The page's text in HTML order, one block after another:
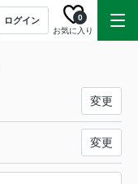
ログイン
お気に入り
0
変更
変更